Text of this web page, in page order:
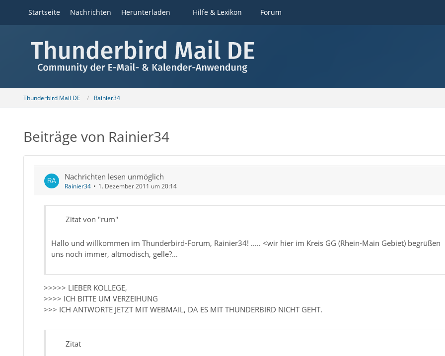
Startseite Nachrichten Herunterladen Hilfe & Lexikon Forum
Thunderbird Mail DE Rainier34
Beiträge von Rainier34
Nachrichten lesen unmöglich
Rainier34 1. Dezember 2011 um 20:14
Zitat von "rum"
Hallo und willkommen im Thunderbird-Forum, Rainier34! ..... <wir hier im Kreis GG (Rhein-Main Gebiet) begrüßen
uns noch immer, altmodisch, gelle?...
>>>>> LIEBER KOLLEGE,
>>>> ICH BITTE UM VERZEIHUNG
>>> ICH ANTWORTE JETZT MIT WEBMAIL, DA ES MIT THUNDERBIRD NICHT GEHT.
Zitat